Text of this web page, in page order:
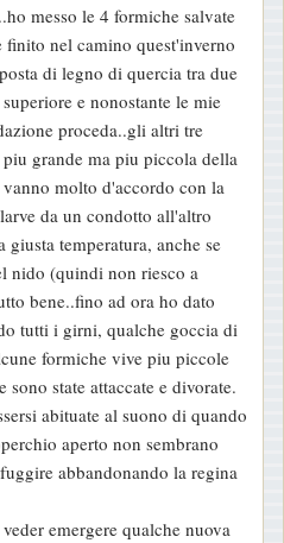
messo le 4 formiche salvate
nel camino quest'inverno
di legno di quercia tra due
e nonostante le mie
proceda..gli altri tre
grande ma piu piccola della
molto d'accordo con la
da un condotto all'altro
temperatura, anche se
nido (quindi non riesco a
bene..fino ad ora ho dato
tutti i girni, qualche goccia di
formiche vive piu piccole
sono state attaccate e divorate.
abituate al suono di quando
aperto non sembrano
abbandonando la regina
emergere qualche nuova